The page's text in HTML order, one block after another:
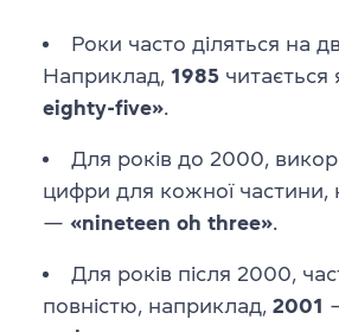
Роки часто діляться на
Наприклад, 1985 читається
eighty-five».
Для років до 2000,
цифри для кожної частини,
— «nineteen oh three».
Для років після 2000,
повністю, наприклад, 2001